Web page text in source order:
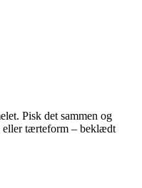
Pisk det sammen og
eller tærteform – beklædt